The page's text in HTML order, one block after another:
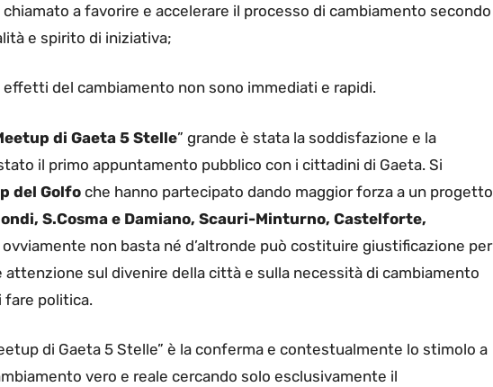
a favorire e accelerare il processo di cambiamento secondo
e spirito di iniziativa;
del cambiamento non sono immediati e rapidi.
di Gaeta 5 Stelle” grande è stata la soddisfazione e la
il primo appuntamento pubblico con i cittadini di Gaeta. Si
del Golfoche hanno partecipato dando maggior forza a un progetto
S.Cosma e Damiano, Scauri-Minturno, Castelforte,
ovviamente non basta né d’altronde può costituire giustificazione per
attenzione sul divenire della città e sulla necessità di cambiamento
fare politica.
di Gaeta 5 Stelle” è la conferma e contestualmente lo stimolo a
vero e reale cercando solo esclusivamente il